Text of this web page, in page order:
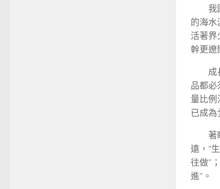
我
的海水
活著界
幹更遼
成
品都必
量比例
已成為
著
遠，“
往做”
進”。